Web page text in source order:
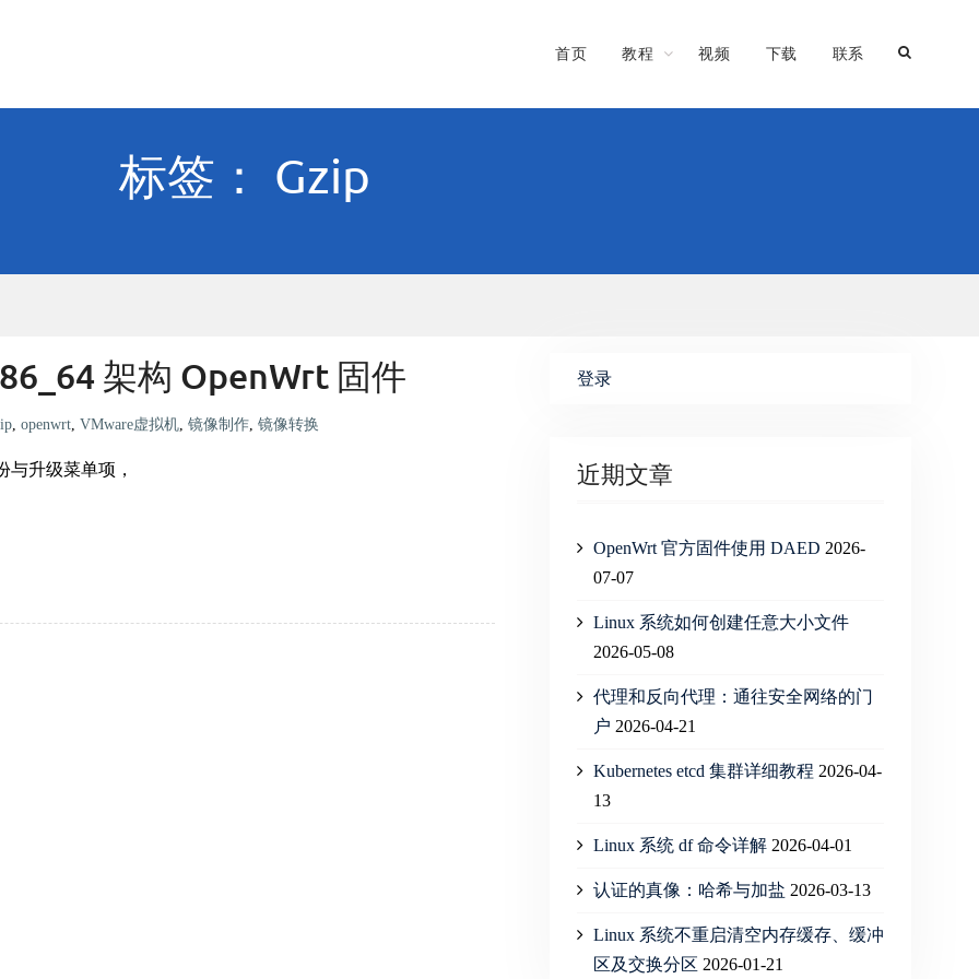
首页 教程 视频 下载 联系
标签： Gzip
架构 OpenWrt 固件
, openwrt, VMware虚拟机, 镜像制作, 镜像转换
与升级菜单项，
登录
近期文章
OpenWrt 官方固件使用 DAED 2026-
07-07
Linux 系统如何创建任意大小文件
2026-05-08
代理和反向代理：通往安全网络的门
户 2026-04-21
Kubernetes etcd 集群详细教程 2026-04-
13
Linux 系统 df 命令详解 2026-04-01
认证的真像：哈希与加盐 2026-03-13
Linux 系统不重启清空内存缓存、缓冲
区及交换分区 2026-01-21